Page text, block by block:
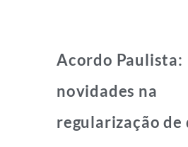
Acordo Paulista:
novidades na
regularização de